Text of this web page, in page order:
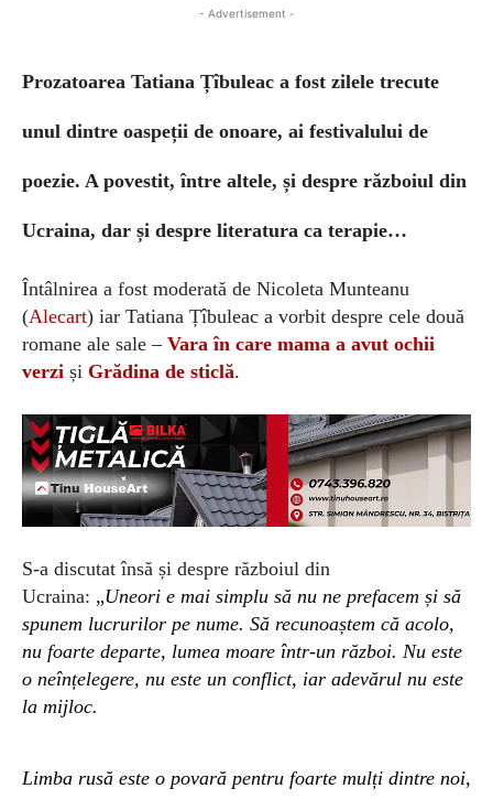
- Advertisement -
Prozatoarea Tatiana Țîbuleac a fost zilele trecute
unul dintre oaspeții de onoare, ai festivalului de
poezie. A povestit, între altele, și despre războiul din
Ucraina, dar și despre literatura ca terapie…
Întâlnirea a fost moderată de Nicoleta Munteanu
(Alecart) iar Tatiana Țîbuleac a vorbit despre cele două
romane ale sale – Vara în care mama a avut ochii
verzi și Grădina de sticlă.
S-a discutat însă și despre războiul din
Ucraina: „Uneori e mai simplu să nu ne prefacem și să
spunem lucrurilor pe nume. Să recunoaștem că acolo,
nu foarte departe, lumea moare într-un război. Nu este
o neînțelegere, nu este un conflict, iar adevărul nu este
la mijloc.
Limba rusă este o povară pentru foarte mulți dintre noi,